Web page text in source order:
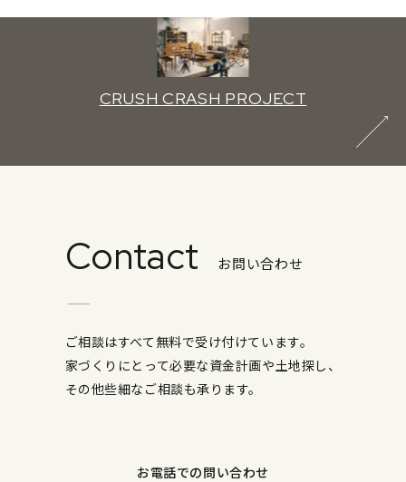
CRUSH CRASH PROJECT
Contact お問い合わせ
ご相談はすべて無料で受け付けています。
家づくりにとって必要な資金計画や土地探し、
その他些細なご相談も承ります。
お電話での問い合わせ